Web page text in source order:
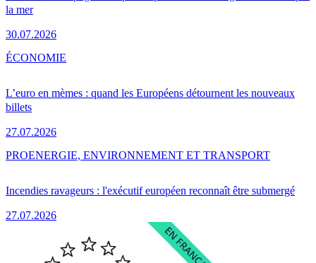
la mer
30.07.2026
L’euro en mèmes : quand les Européens détournent les nouveaux
billets
27.07.2026
ÉCONOMIE
Incendies ravageurs : l'exécutif européen reconnaît être submergé
27.07.2026
PROENERGIE, ENVIRONNEMENT ET TRANSPORT